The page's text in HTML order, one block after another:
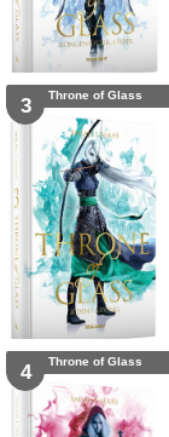
3 Throne of Glass
4 Throne of Glass